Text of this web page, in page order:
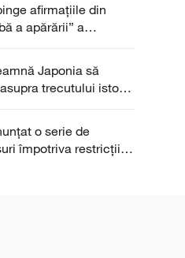
afirmațiile din
a apărării” a
Japonia să
trecutului istoric
lecțiile istoriei
o serie de
împotriva restricţiilor